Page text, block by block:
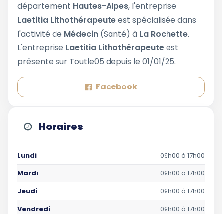
département Hautes-Alpes, l'entreprise
Laetitia Lithothérapeuteest spécialisée dans
l'activité de Médecin (Santé) à La Rochette.
L'entreprise Laetitia Lithothérapeuteest
présente sur Toutle05 depuis le 01/01/25.
Facebook
Horaires
Lundi
09h00 à 17h00
Mardi
09h00 à 17h00
Jeudi
09h00 à 17h00
Vendredi
09h00 à 17h00